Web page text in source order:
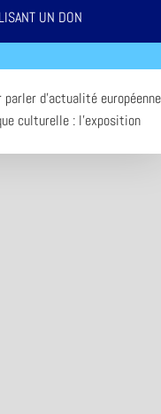
UN DON
d’actualité européenne
culturelle : l’exposition